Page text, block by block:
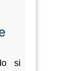
si